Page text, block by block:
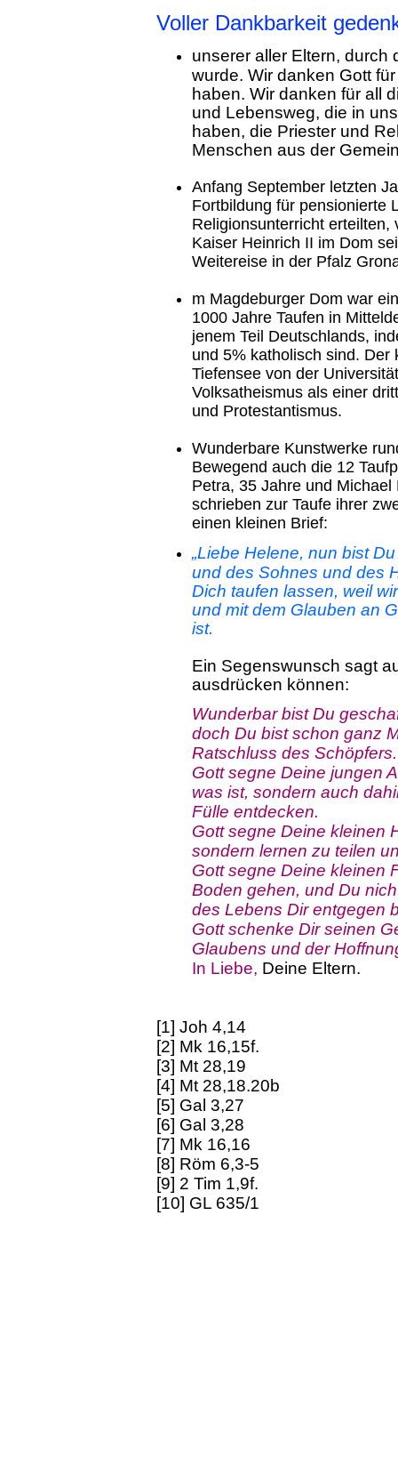
Voller Dankbarkeit
unserer aller Eltern, durch
wurde. Wir danken Gott
haben. Wir danken für all
und Lebensweg, die in
haben, die Priester und
Menschen aus der
Anfang September letzten
Fortbildung für pensionierte
Religionsunterricht
Kaiser Heinrich II im Dom
Weitereise in der Pfalz
m Magdeburger Dom war
1000 Jahre Taufen in
jenem Teil Deutschlands,
und 5% katholisch sind.
Tiefensee von der
Volksatheismus als einer
und Protestantismus.
Wunderbare Kunstwerke
Bewegend auch die 12
Petra, 35 Jahre und
schrieben zur Taufe ihrer
einen kleinen Brief:
„Liebe Helene, nun bist
und des Sohnes und des
Dich taufen lassen, weil
und mit dem Glauben an
ist.
Ein Segenswunsch sagt
ausdrücken können:
Wunderbar bist Du
doch Du bist schon ganz
Ratschluss des Schöpfers.
Gott segne Deine jungen
was ist, sondern auch
Fülle entdecken.
Gott segne Deine kleinen
sondern lernen zu teilen
Gott segne Deine kleinen
Boden gehen, und Du
des Lebens Dir entgegen
Gott schenke Dir seinen
Glaubens und der
In Liebe, Deine Eltern.
[1] Joh 4,14
[2] Mk 16,15f.
[3] Mt 28,19
[4] Mt 28,18.20b
[5] Gal 3,27
[6] Gal 3,28
[7] Mk 16,16
[8] Röm 6,3-5
[9] 2 Tim 1,9f.
[10] GL 635/1